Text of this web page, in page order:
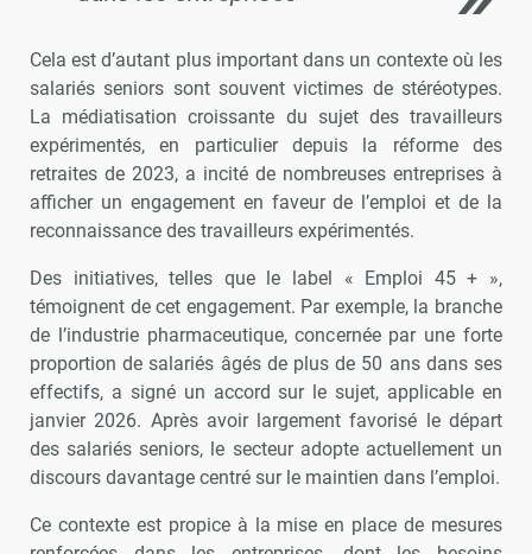
Cela est d’autant plus important dans un contexte où les
salariés seniors sont souvent victimes de stéréotypes.
La médiatisation croissante du sujet des travailleurs
expérimentés, en particulier depuis la réforme des
retraites de 2023, a incité de nombreuses entreprises à
afficher un engagement en faveur de l’emploi et de la
reconnaissance des travailleurs expérimentés.
Des initiatives, telles que le label « Emploi 45 + »,
témoignent de cet engagement. Par exemple, la branche
de l’industrie pharmaceutique, concernée par une forte
proportion de salariés âgés de plus de 50 ans dans ses
effectifs, a signé un accord sur le sujet, applicable en
janvier 2026. Après avoir largement favorisé le départ
des salariés seniors, le secteur adopte actuellement un
discours davantage centré sur le maintien dans l’emploi.
Ce contexte est propice à la mise en place de mesures